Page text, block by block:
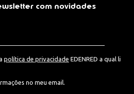
com novidades
política de privacidade EDENRED a qual li
no meu email.